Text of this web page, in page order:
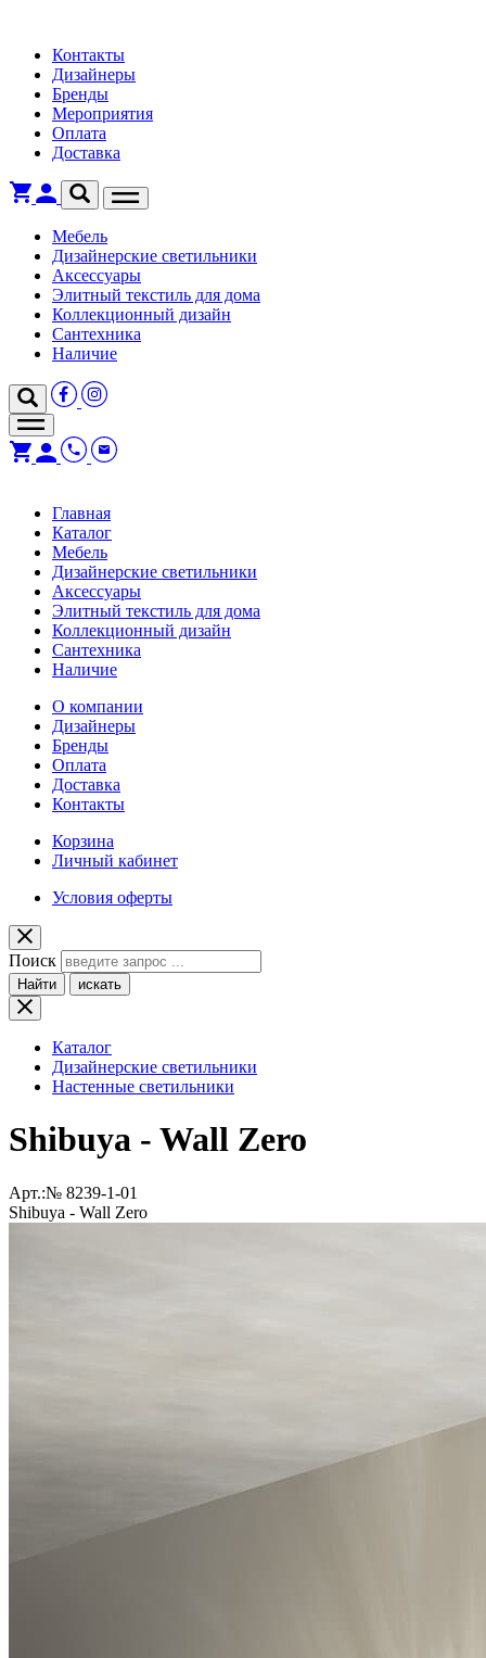
Контакты
Дизайнеры
Бренды
Мероприятия
Оплата
Доставка
Мебель
Дизайнерские светильники
Аксессуары
Элитный текстиль для дома
Коллекционный дизайн
Сантехника
Наличие
Главная
Каталог
Мебель
Дизайнерские светильники
Аксессуары
Элитный текстиль для дома
Коллекционный дизайн
Сантехника
Наличие
О компании
Дизайнеры
Бренды
Оплата
Доставка
Контакты
Корзина
Личный кабинет
Условия оферты
Поиск
Найти искать
Каталог
Дизайнерские светильники
Настенные светильники
Shibuya - Wall Zero
Арт.:№ 8239-1-01
Shibuya - Wall Zero